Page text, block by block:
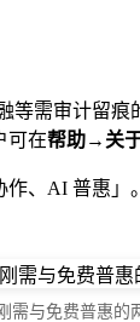
需审计留
可在帮助→关
、AI 普惠
需与免费普惠的